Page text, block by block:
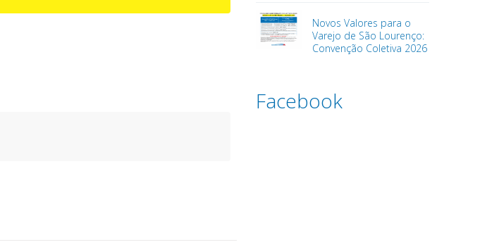
Novos Valores para o
Varejo de São Lourenço:
Convenção Coletiva 2026
Facebook